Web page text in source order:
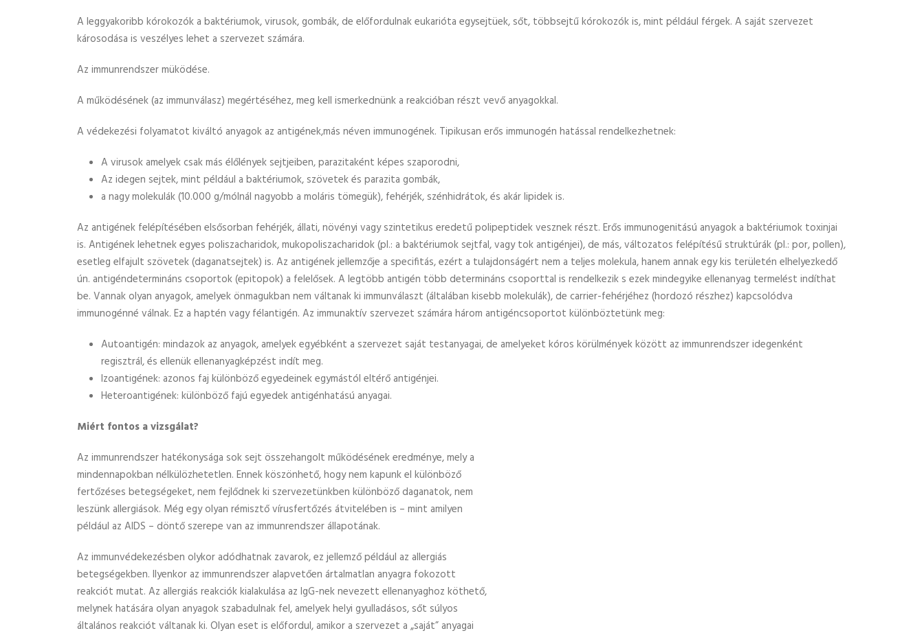
A leggyakoribb kórokozók a baktériumok, virusok, gombák, de előfordulnak eukarióta egysejtüek, sőt, többsejtű kórokozók is, mint például férgek. A saját szervezet
károsodása is veszélyes lehet a szervezet számára.
Az immunrendszer müködése.
A működésének (az immunválasz) megértéséhez, meg kell ismerkednünk a reakcióban részt vevő anyagokkal.
A védekezési folyamatot kiváltó anyagok az antigének,más néven immunogének. Tipikusan erős immunogén hatással rendelkezhetnek:
A virusok amelyek csak más élőlények sejtjeiben, parazitaként képes szaporodni,
Az idegen sejtek, mint például a baktériumok, szövetek és parazita gombák,
a nagy molekulák (10.000 g/mólnál nagyobb a moláris tömegük), fehérjék, szénhidrátok, és akár lipidek is.
Az antigének felépítésében elsősorban fehérjék, állati, növényi vagy szintetikus eredetű polipeptidek vesznek részt. Erős immunogenitású anyagok a baktériumok toxinjai
is. Antigének lehetnek egyes poliszacharidok, mukopoliszacharidok (pl.: a baktériumok sejtfal, vagy tok antigénjei), de más, változatos felépítésű struktúrák (pl.: por, pollen),
esetleg elfajult szövetek (daganatsejtek) is. Az antigének jellemzője a specifitás, ezért a tulajdonságért nem a teljes molekula, hanem annak egy kis területén elhelyezkedő
ún. antigéndetermináns csoportok (epitopok) a felelősek. A legtöbb antigén több determináns csoporttal is rendelkezik s ezek mindegyike ellenanyag termelést indíthat
be. Vannak olyan anyagok, amelyek önmagukban nem váltanak ki immunválaszt (általában kisebb molekulák), de carrier-fehérjéhez (hordozó részhez) kapcsolódva
immunogénné válnak. Ez a haptén vagy félantigén. Az immunaktív szervezet számára három antigéncsoportot különböztetünk meg:
Autoantigén: mindazok az anyagok, amelyek egyébként a szervezet saját testanyagai, de amelyeket kóros körülmények között az immunrendszer idegenként
regisztrál, és ellenük ellenanyagképzést indít meg.
Izoantigének: azonos faj különböző egyedeinek egymástól eltérő antigénjei.
Heteroantigének: különböző fajú egyedek antigénhatású anyagai.
Miért fontos a vizsgálat?
Az immunrendszer hatékonysága sok sejt összehangolt működésének eredménye, mely a
mindennapokban nélkülözhetetlen. Ennek köszönhető, hogy nem kapunk el különböző
fertőzéses betegségeket, nem fejlődnek ki szervezetünkben különböző daganatok, nem
leszünk allergiások. Még egy olyan rémisztő vírusfertőzés átvitelében is – mint amilyen
például az AIDS – döntő szerepe van az immunrendszer állapotának.
Az immunvédekezésben olykor adódhatnak zavarok, ez jellemző például az allergiás
betegségekben. Ilyenkor az immunrendszer alapvetően ártalmatlan anyagra fokozott
reakciót mutat. Az allergiás reakciók kialakulása az IgG-nek nevezett ellenanyaghoz köthető,
melynek hatására olyan anyagok szabadulnak fel, amelyek helyi gyulladásos, sőt súlyos
általános reakciót váltanak ki. Olyan eset is előfordul, amikor a szervezet a „saját” anyagai